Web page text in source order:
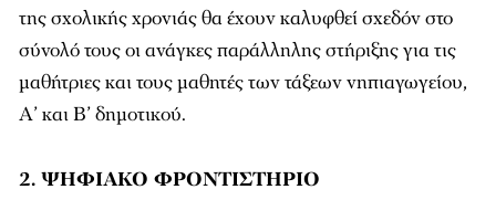
της σχολικής χρονιάς θα έχουν καλυφθεί σχεδόν στο
σύνολό τους οι ανάγκες παράλληλης στήριξης για τις
μαθήτριες και τους μαθητές των τάξεων νηπιαγωγείου,
Α’ και Β’ δημοτικού.
2. ΨΗΦΙΑΚΟ ΦΡΟΝΤΙΣΤΗΡΙΟ